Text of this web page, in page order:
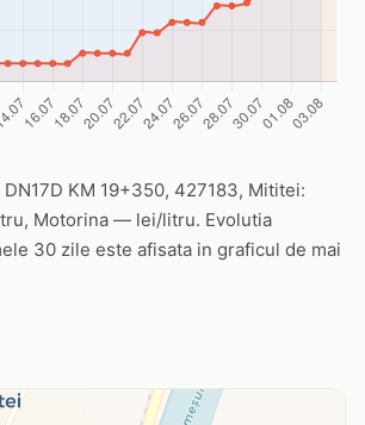
KM 19+350, 427183, Mititei:
Motorina — lei/litru. Evolutia
30 zile este afisata in graficul de mai